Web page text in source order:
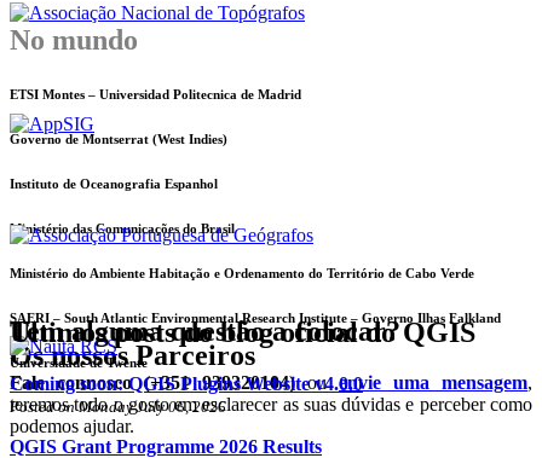
No mundo
ETSI Montes – Universidad Politecnica de Madrid
Governo de Montserrat (West Indies)
Instituto de Oceanografia Espanhol
Ministério das Comunicações do Brasil
Ministério do Ambiente Habitação e Ordenamento do Território de Cabo Verde
SAERI – South Atlantic Environmental Research Institute – Governo Ilhas Falkland
Universidade de Twente
Os nossos Parceiros
Tem alguma questão a colocar?
Fale connosco (+351 939320104)ouenvie uma mensagem,
teremos todo o gosto em esclarecer as suas dúvidas e perceber como
podemos ajudar.
Ultimos posts do blog oficial do QGIS
Coming soon: QGIS Plugins Website v4.0.0
Posted on Monday July 06, 2026
QGIS Grant Programme 2026 Results